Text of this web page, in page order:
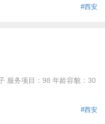
#西安
服务项目：98 年龄容貌：30
#西安